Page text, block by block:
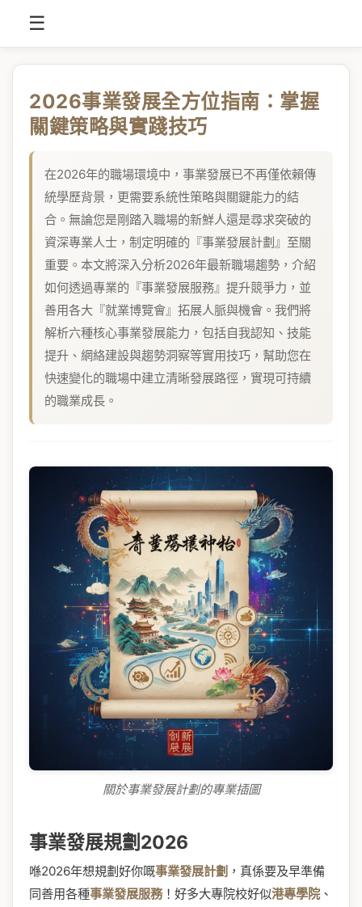
☰
2026事業發展全方位指南：掌握
關鍵策略與實踐技巧
在2026年的職場環境中，事業發展已不再僅依賴傳
統學歷背景，更需要系統性策略與關鍵能力的結
合。無論您是剛踏入職場的新鮮人還是尋求突破的
資深專業人士，制定明確的『事業發展計劃』至關
重要。本文將深入分析2026年最新職場趨勢，介紹
如何透過專業的『事業發展服務』提升競爭力，並
善用各大『就業博覽會』拓展人脈與機會。我們將
解析六種核心事業發展能力，包括自我認知、技能
提升、網絡建設與趨勢洞察等實用技巧，幫助您在
快速變化的職場中建立清晰發展路徑，實現可持續
的職業成長。
關於事業發展計劃的專業插圖
事業發展規劃2026
喺2026年想規劃好你嘅事業發展計劃 ，真係要及早準備
同善用各種事業發展服務！好多大專院校好似港專學院、